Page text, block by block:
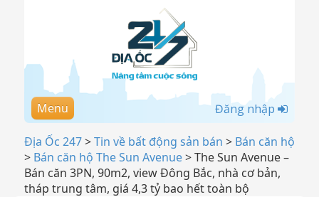
Menu Đăng nhập
Địa Ốc 247>Tin về bất động sản bán > Bán căn hộ
> Bán căn hộ The Sun Avenue>The Sun Avenue –
Bán căn 3PN, 90m2, view Đông Bắc, nhà cơ bản,
tháp trung tâm, giá 4,3 tỷ bao hết toàn bộ